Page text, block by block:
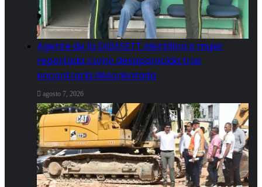
Agente de la DIGESETT identifica a mujer
reportada como desaparecida tras
encontrarla desorientada
agosto 7, 2026